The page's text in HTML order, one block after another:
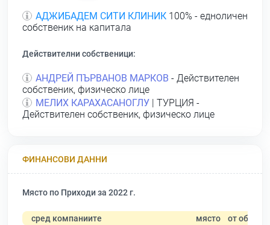
АДЖИБАДЕМ СИТИ КЛИНИК 100% - едноличен
собственик на капитала
Действителни собственици:
АНДРЕЙ ПЪРВАНОВ МАРКОВ - Действителен
собственик, физическо лице
МЕЛИХ КАРАХАСАНОГЛУ | ТУРЦИЯ -
Действителен собственик, физическо лице
ФИНАНСОВИ ДАННИ
Място по Приходи за 2022 г.
сред компаниите място от общо